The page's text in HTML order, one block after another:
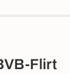
Flirt